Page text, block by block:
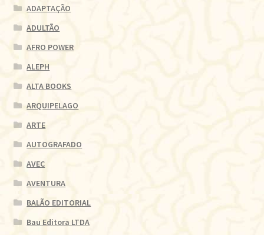
ADAPTAÇÃO
ADULTÃO
AFRO POWER
ALEPH
ALTA BOOKS
ARQUIPELAGO
ARTE
AUTOGRAFADO
AVEC
AVENTURA
BALÃO EDITORIAL
Bau Editora LTDA